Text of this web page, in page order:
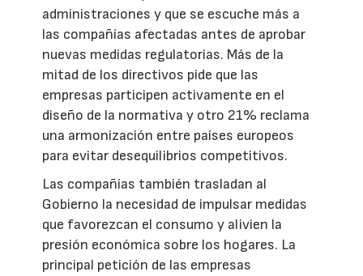
administraciones y que se escuche más a
las compañías afectadas antes de aprobar
nuevas medidas regulatorias. Más de la
mitad de los directivos pide que las
empresas participen activamente en el
diseño de la normativa y otro 21% reclama
una armonización entre países europeos
para evitar desequilibrios competitivos.
Las compañías también trasladan al
Gobierno la necesidad de impulsar medidas
que favorezcan el consumo y alivien la
presión económica sobre los hogares. La
principal petición de las empresas